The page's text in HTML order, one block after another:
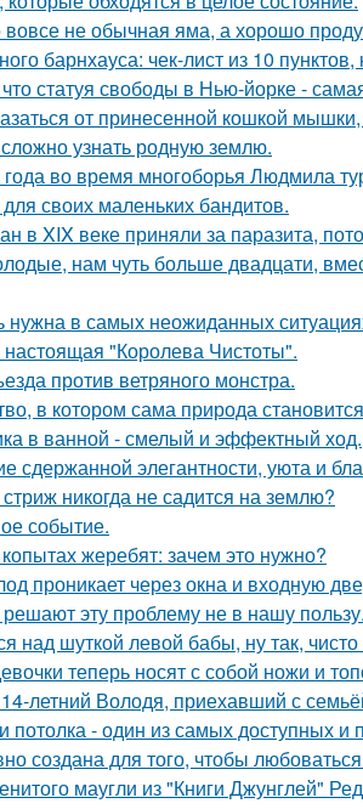
вовсе не обычная яма, а хорошо
барнхауса: чек-лист из 10
статуя свободы в Нью-йорке -
от принесенной кошкой
узнать родную землю.
года во время многоборья Людмила
своих маленьких бандитов.
в XIX веке приняли за паразита,
нам чуть больше двадцати,
в самых неожиданных
"Королева Чистоты".
против ветряного монстра.
в котором сама природа
в ванной - смелый и эффектный ход.
сдержанной элегантности, уюта и
никогда не садится на землю?
событие.
жеребят: зачем это нужно?
проникает через окна и входную
решают эту проблему не в нашу пользу.
над шуткой левой бабы, ну так,
теперь носят с собой ножи и
летний Володя, приехавший с
потолка - один из самых доступных
создана для того, чтобы
маугли из "Книги Джунглей"